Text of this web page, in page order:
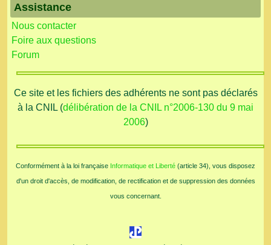
Assistance
Nous contacter
Foire aux questions
Forum
Ce site et les fichiers des adhérents ne sont pas déclarés
à la CNIL (délibération de la CNIL n°2006-130 du 9 mai
2006)
Conformément à la loi française Informatique et Liberté (article 34), vous disposez
d'un droit d'accès, de modification, de rectification et de suppression des données
vous concernant.